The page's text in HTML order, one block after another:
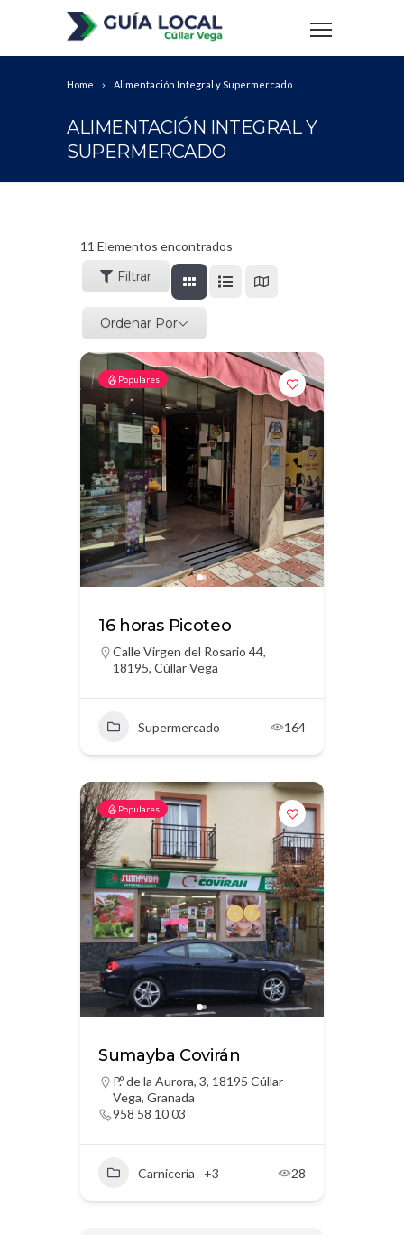
Home Alimentación Integral y Supermercado
ALIMENTACIÓN INTEGRAL Y
SUPERMERCADO
11 Elementos encontrados
Filtrar
Ordenar Por
Populares
16 horas Picoteo
Calle Virgen del Rosario 44,
18195, Cúllar Vega
Supermercado 164
Populares
Sumayba Covirán
P.º de la Aurora, 3, 18195 Cúllar
Vega, Granada
958 58 10 03
Carnicería +3 28